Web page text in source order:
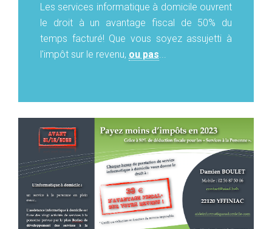
Les services informatique à domicile ouvrent
le droit à un avantage fiscal de 50% du
temps facturé! Que vous soyez assujetti à
l'impôt sur le revenu, ou pas...